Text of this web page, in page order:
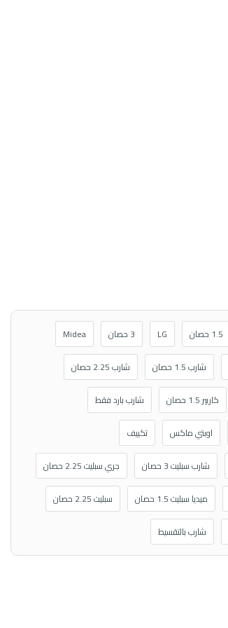
1.5 حصان LG 3 حصان Midea
شارب 1.5 حصان شارب 2.25 حصان
كاريير 1.5 حصان شارب بارد فقط
اوبتي ماكس تكييف
شارب سبليت 3 حصان جري سبليت 2.25 حصان
ميديا سبليت 1.5 حصان سبليت 2.25 حصان
شارب بالتقسيط